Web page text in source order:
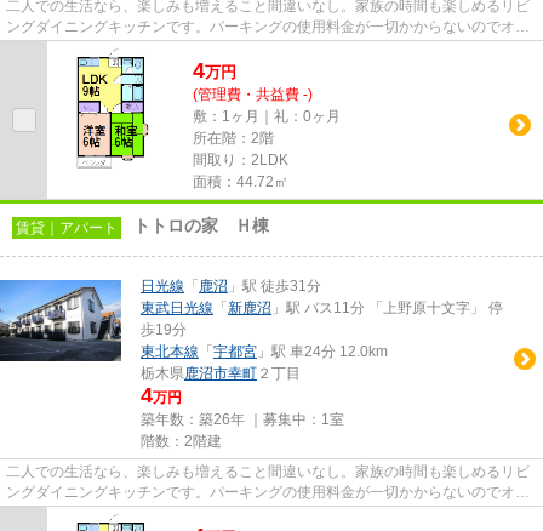
二人での生活なら、楽しみも増えること間違いなし。家族の時間も楽しめるリビ
ングダイニングキッチンです。パーキングの使用料金が一切かからないのでオト
クです。車にいたずらされに...
4万円
(管理費・共益費 -)
敷：1ヶ月｜礼：0ヶ月
所在階：2階
間取り：2LDK
面積：44.72㎡
賃貸｜アパート トトロの家 Ｈ棟
日光線 「 鹿沼 」駅 徒歩31分
東武日光線 「 新鹿沼 」駅 バス11分 「上野原十文字」 停
歩19分
東北本線 「 宇都宮 」駅 車24分 12.0km
栃木県鹿沼市幸町 ２丁目
4万円
築年数：築26年 ｜募集中： 1室
階数：2階建
二人での生活なら、楽しみも増えること間違いなし。家族の時間も楽しめるリビ
ングダイニングキッチンです。パーキングの使用料金が一切かからないのでオト
クです。車にいたずらされに...